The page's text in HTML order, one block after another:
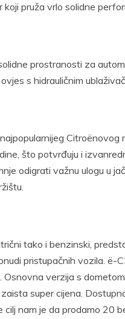
pruža vrlo solidne
prostranosti za
s hidrauličnim
što potvrđuju i
odigrati važnu ulogu u
tako i benzinski,
pristupačnih vozila. ë-
Osnovna verzija s
super cijena.
cilj nam je da prodamo 20